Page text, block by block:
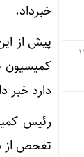
خبرداد.
پیش از
کمیسیون
دارد خبر
رئیس
تفحص از